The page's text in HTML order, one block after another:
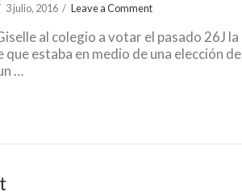
3 julio, 2016 Leave a Comment
al colegio a votar el pasado 26J la
estaba en medio de una elección de
…